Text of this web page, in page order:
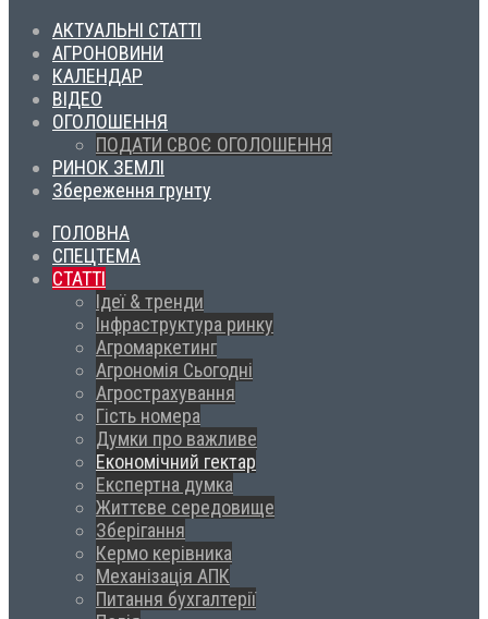
АКТУАЛЬНІ СТАТТІ
АГРОНОВИНИ
КАЛЕНДАР
ВІДЕО
ОГОЛОШЕННЯ
ПОДАТИ СВОЄ ОГОЛОШЕННЯ
РИНОК ЗЕМЛІ
Збереження грунту
ГОЛОВНА
СПЕЦТЕМА
СТАТТІ
Ідеї & тренди
Інфраструктура ринку
Агромаркетинг
Агрономія Сьогодні
Агрострахування
Гість номера
Думки про важливе
Економічний гектар
Експертна думка
Життєве середовище
Зберігання
Кермо керівника
Механізація АПК
Питання бухгалтерії